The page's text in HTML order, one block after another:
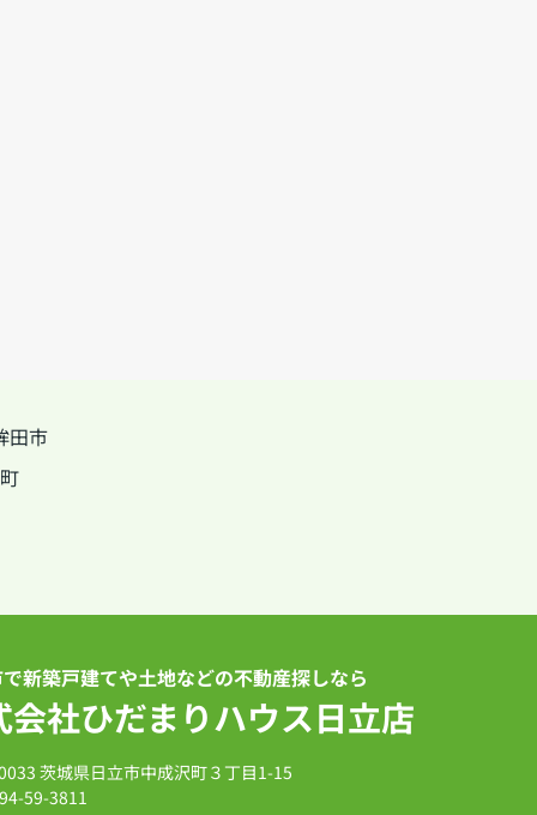
田市
新築戸建てや土地などの不動産探しなら
会社ひだまりハウス日立店
茨城県日立市中成沢町３丁目1-15
59-3811